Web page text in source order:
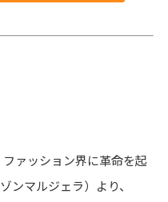
ァッション界に革命を起
マルジェラ）より、